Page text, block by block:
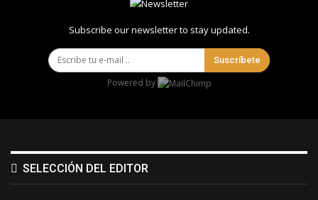
Subscribe our newsletter to stay updated.
Suscríbete
Powered by
SELECCIÓN DEL EDITOR